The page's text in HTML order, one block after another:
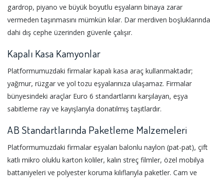
gardrop, piyano ve büyük boyutlu eşyaların binaya zarar
vermeden taşınmasını mümkün kılar. Dar merdiven boşluklarında
dahi dış cephe üzerinden güvenle çalışır.
Kapalı Kasa Kamyonlar
Platformumuzdaki firmalar kapalı kasa araç kullanmaktadır;
yağmur, rüzgar ve yol tozu eşyalarınıza ulaşamaz. Firmalar
bünyesindeki araçlar Euro 6 standartlarını karşılayan, eşya
sabitleme ray ve kayışlarıyla donatılmış taşıtlardır.
AB Standartlarında Paketleme Malzemeleri
Platformumuzdaki firmalar eşyaları balonlu naylon (pat-pat), çift
katlı mikro oluklu karton koliler, kalın streç filmler, özel mobilya
battaniyeleri ve polyester koruma kılıflarıyla paketler. Cam ve